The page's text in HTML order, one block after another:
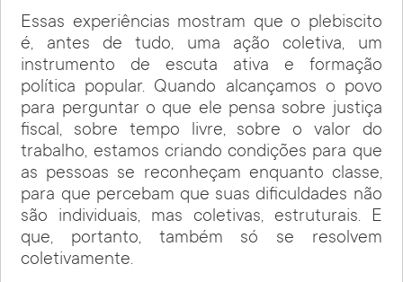
Essas experiências mostram que o plebiscito
é, antes de tudo, uma ação coletiva, um
instrumento de escuta ativa e formação
política popular. Quando alcançamos o povo
para perguntar o que ele pensa sobre justiça
fiscal, sobre tempo livre, sobre o valor do
trabalho, estamos criando condições para que
as pessoas se reconheçam enquanto classe,
para que percebam que suas dificuldades não
são individuais, mas coletivas, estruturais. E
que, portanto, também só se resolvem
coletivamente.